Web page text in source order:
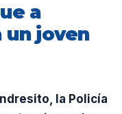
a
un joven
la Policía